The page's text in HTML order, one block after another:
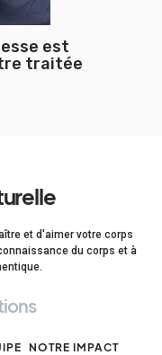
est
traitée
et d'aimer votre corps
du corps et à
NOTRE IMPACT